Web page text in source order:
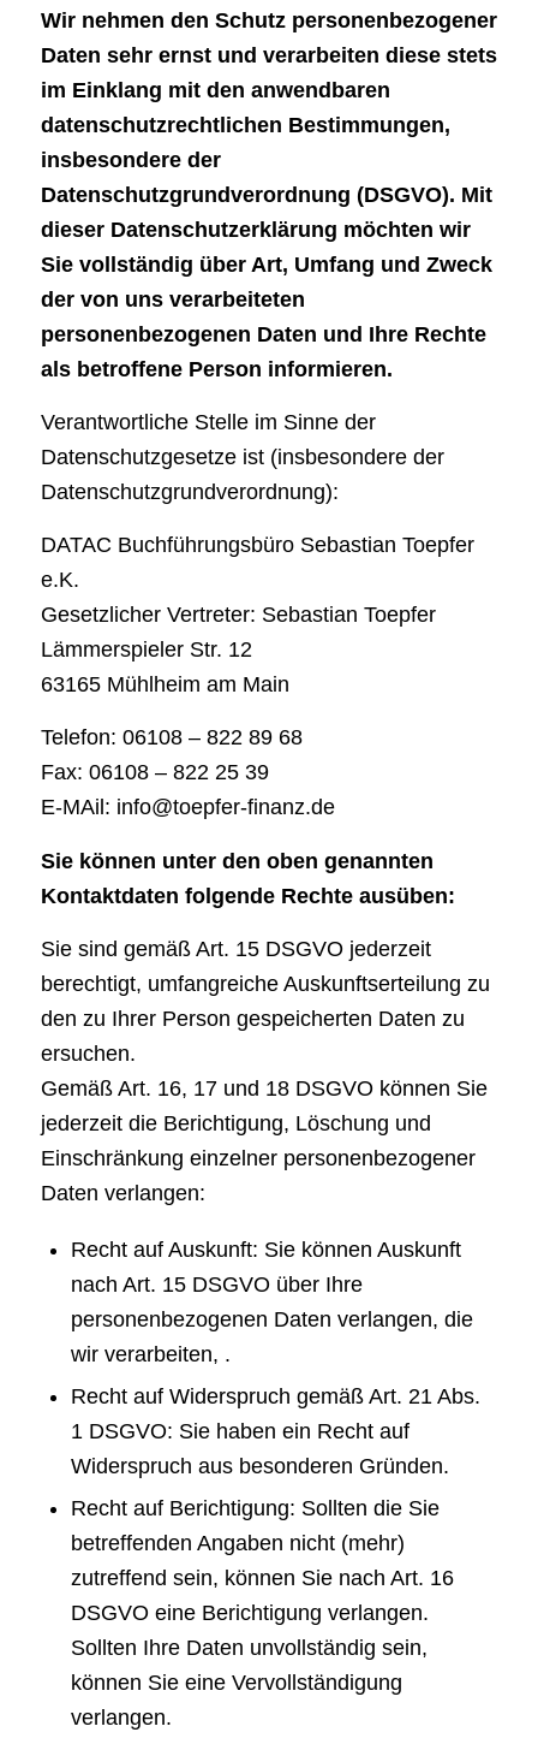
Wir nehmen den Schutz personenbezogener
Daten sehr ernst und verarbeiten diese stets
im Einklang mit den anwendbaren
datenschutzrechtlichen Bestimmungen,
insbesondere der
Datenschutzgrundverordnung (DSGVO). Mit
dieser Datenschutzerklärung möchten wir
Sie vollständig über Art, Umfang und Zweck
der von uns verarbeiteten
personenbezogenen Daten und Ihre Rechte
als betroffene Person informieren.
Verantwortliche Stelle im Sinne der
Datenschutzgesetze ist (insbesondere der
Datenschutzgrundverordnung):
DATAC Buchführungsbüro Sebastian Toepfer
e.K.
Gesetzlicher Vertreter: Sebastian Toepfer
Lämmerspieler Str. 12
63165 Mühlheim am Main
Telefon: 06108 – 822 89 68
Fax: 06108 – 822 25 39
E-MAil: info@toepfer-finanz.de
Sie können unter den oben genannten
Kontaktdaten folgende Rechte ausüben:
Sie sind gemäß Art. 15 DSGVO jederzeit
berechtigt, umfangreiche Auskunftserteilung zu
den zu Ihrer Person gespeicherten Daten zu
ersuchen.
Gemäß Art. 16, 17 und 18 DSGVO können Sie
jederzeit die Berichtigung, Löschung und
Einschränkung einzelner personenbezogener
Daten verlangen:
Recht auf Auskunft: Sie können Auskunft
nach Art. 15 DSGVO über Ihre
personenbezogenen Daten verlangen, die
wir verarbeiten, .
Recht auf Widerspruch gemäß Art. 21 Abs.
1 DSGVO: Sie haben ein Recht auf
Widerspruch aus besonderen Gründen.
Recht auf Berichtigung: Sollten die Sie
betreffenden Angaben nicht (mehr)
zutreffend sein, können Sie nach Art. 16
DSGVO eine Berichtigung verlangen.
Sollten Ihre Daten unvollständig sein,
können Sie eine Vervollständigung
verlangen.